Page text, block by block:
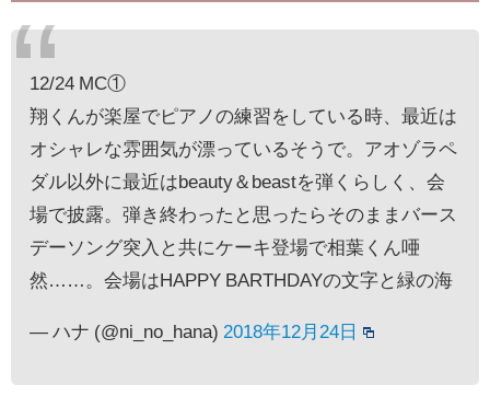
12/24 MC①
翔くんが楽屋でピアノの練習をしている時、最近は
オシャレな雰囲気が漂っているそうで。アオゾラペ
ダル以外に最近はbeauty＆beastを弾くらしく、会
場で披露。弾き終わったと思ったらそのままバース
デーソング突入と共にケーキ登場で相葉くん唖
然……。会場はHAPPY BARTHDAYの文字と緑の海
— ハナ (@ni_no_hana) 2018年12月24日